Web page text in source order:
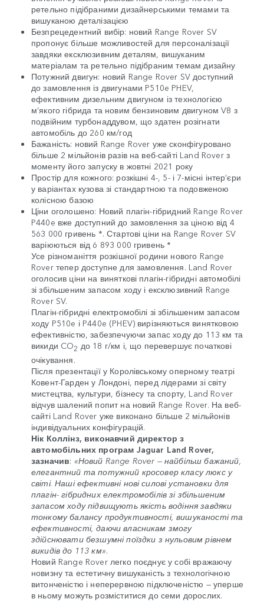
ретельно підібраними дизайнерськими темами та
вишуканою деталізацією
Безпрецедентний вибір: новий Range Rover SV
пропонує більше можливостей для персоналізації
завдяки ексклюзивним деталям, вишуканим
матеріалам та ретельно підібраним темам дизайну
Потужний двигун: новий Range Rover SV доступний
до замовлення із двигунами P510e PHEV,
ефективним дизельним двигуном із технологією
м’якого гібрида та новим бензиновим двигуном V8 з
подвійним турбонаддувом, що здатен розігнати
автомобіль до 260 км/год
Бажаність: новий Range Rover уже сконфігуровано
більше 2 мільйонів разів на веб-сайті Land Rover з
моменту його запуску в жовтні 2021 року
Простір для кожного: розкішні 4-, 5- і 7-місні інтер’єри
у варіантах кузова зі стандартною та подовженою
колісною базою
Ціни оголошено: Новий плагін-гібридний Range Rover
P440e вже доступний до замовлення за ціною від 4
563 000 гривень *. Стартові ціни на Range Rover SV
варіюються від 6 893 000 гривень *
Усе різноманіття розкішної родини нового Range
Rover тепер доступне для замовлення. Land Rover
оголосив ціни на виняткові плагін-гібридні автомобілі
зі збільшеним запасом ходу і ексклюзивний Range
Rover SV.
Плагін-гібридні електромобілі зі збільшеним запасом
ходу P510e і P440e (PHEV) вирізняються винятковою
ефективністю, забезпечуючи запас ходу до 113 км та
викиди CO2 до 18 г/км і, що перевершує початкові
очікування.
Після презентації у Королівському оперному театрі
Ковент-Гарден у Лондоні, перед лідерами зі світу
мистецтва, культури, бізнесу та спорту, Land Rover
відчув шалений попит на новий Range Rover. На веб-
сайті Land Rover уже виконано більше 2 мільйонів
індивідуальних конфігурацій.
Нік Коллінз, виконавчий директор з
автомобільних програм Jaguar Land Rover,
зазначив: «Новий Range Rover — найбільш бажаний,
елегантний та потужний кросовер класу люкс у
світі. Наші ефективні нові силові установки для
плагін- гібридних електромобілів зі збільшеним
запасом ходу підвищують якість водіння завдяки
тонкому балансу продуктивності, вишуканості та
ефективності, даючи власникам змогу
здійснювати безшумні поїздки з нульовим рівнем
викидів до 113 км».
Новий Range Rover легко поєднує у собі вражаючу
новизну та естетичну вишуканість з технологічною
витонченістю і неперервною підключеністю — уперше
в ньому можуть розміститися до семи дорослих.